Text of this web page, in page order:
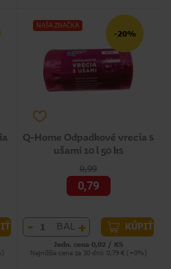
NAŠA ZNAČKA
-20%
Q-Home Odpadkové vrecia s
ušami 10 l 50 ks
0,99
0,79
- BAL + KÚPIŤ
Jedn. cena 0,02 / KS
Najnižšia cena za 30 dní: 0,79 € (+0%)